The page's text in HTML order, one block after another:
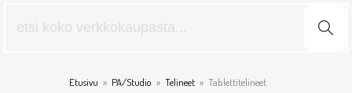
Etusivu » PA/Studio » Telineet » Tablettitelineet